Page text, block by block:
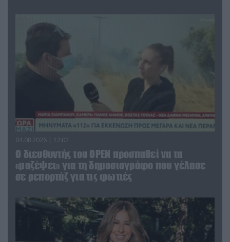
04.08.2026 | 12:02
O διευθυντής του OPEN προσπαθεί να τα
«μαζέψει» για τη δημοσιογράφο που γέλασε
σε ρεπορτάζ για τις φωτιές